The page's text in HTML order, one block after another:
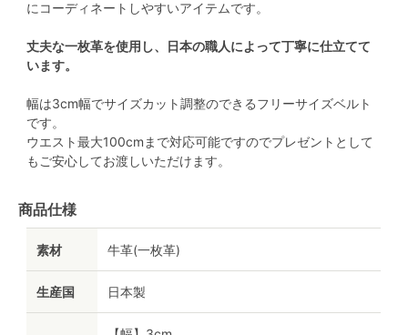
にコーディネートしやすいアイテムです。
丈夫な一枚革を使用し、日本の職人によって丁寧に仕立てて
います。
幅は3cm幅でサイズカット調整のできるフリーサイズベルト
です。
ウエスト最大100cmまで対応可能ですのでプレゼントとして
もご安心してお渡しいただけます。
商品仕様
素材 牛革(一枚革)
生産国 日本製